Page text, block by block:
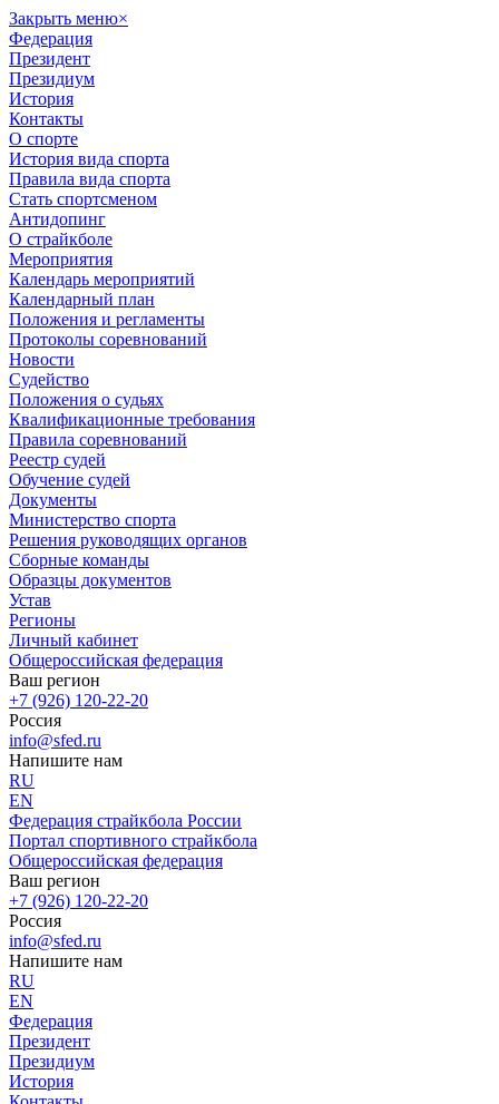
Закрыть меню×
Федерация
Президент
Президиум
История
Контакты
О спорте
История вида спорта
Правила вида спорта
Стать спортсменом
Антидопинг
О страйкболе
Мероприятия
Календарь мероприятий
Календарный план
Положения и регламенты
Протоколы соревнований
Новости
Судейство
Положения о судьях
Квалификационные требования
Правила соревнований
Реестр судей
Обучение судей
Документы
Министерство спорта
Решения руководящих органов
Сборные команды
Образцы документов
Устав
Регионы
Личный кабинет
Общероссийская федерация
Ваш регион
+7 (926) 120-22-20
Россия
info@sfed.ru
Напишите нам
RU
EN
Федерация страйкбола России
Портал спортивного страйкбола
Общероссийская федерация
Ваш регион
+7 (926) 120-22-20
Россия
info@sfed.ru
Напишите нам
RU
EN
Федерация
Президент
Президиум
История